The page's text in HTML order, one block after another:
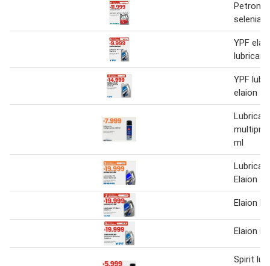
selenia
YPF
YPF
elaion
ml
Elaion
Elaion
Elaion
Spirit